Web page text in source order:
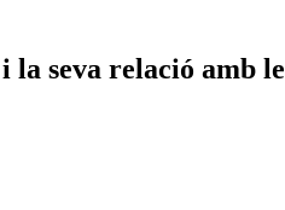
la seva relació amb